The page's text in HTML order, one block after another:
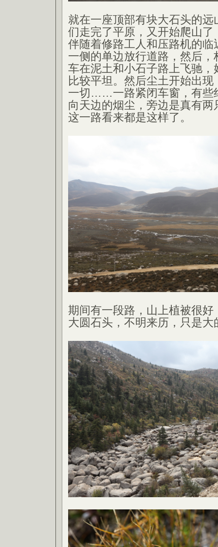
就在一座顶部有块大石头的
们走完了平原，又开始爬山了
伴随着修路工人和压路机的临
一侧的单边放行道路，然后
车在泥土和小石子路上飞驰，
比较平坦。然后尘土开始出
一切……一路紧闭车窗，有些
向天边的烟尘，旁边是真有
这一路看来都是这样了。
期间有一段路，山上植被很好
大圆石头，不明来历，只是大